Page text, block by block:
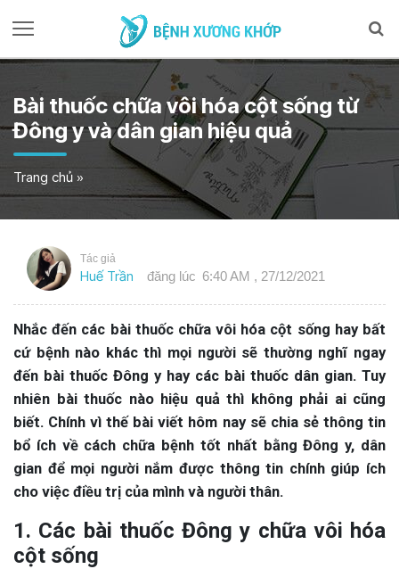
Bài thuốc chữa vôi hóa cột sống từ
Đông y và dân gian hiệu quả
Trang chủ »
Tác giả
Huế Trần đăng lúc 6:40 AM , 27/12/2021
Nhắc đến các bài thuốc chữa vôi hóa cột sống hay bất
cứ bệnh nào khác thì mọi người sẽ thường nghĩ ngay
đến bài thuốc Đông y hay các bài thuốc dân gian. Tuy
nhiên bài thuốc nào hiệu quả thì không phải ai cũng
biết. Chính vì thế bài viết hôm nay sẽ chia sẻ thông tin
bổ ích về cách chữa bệnh tốt nhất bằng Đông y, dân
gian để mọi người nắm được thông tin chính giúp ích
cho việc điều trị của mình và người thân.
1. Các bài thuốc Đông y chữa vôi hóa
cột sống